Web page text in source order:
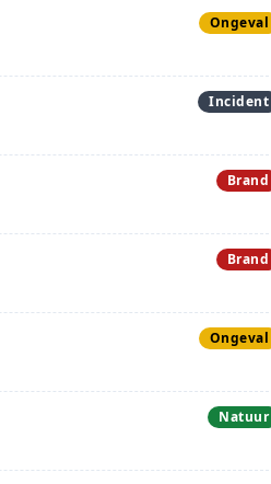
Ongeval
Incident
Brand
Brand
Ongeval
Natuur